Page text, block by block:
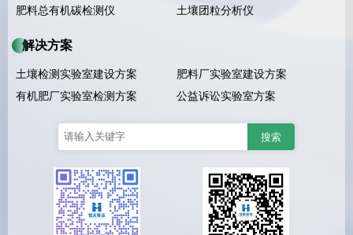
肥料总有机碳检测仪
土壤团粒分析仪
解决方案
土壤检测实验室建设方案
肥料厂实验室建设方案
有机肥厂实验室检测方案
公益诉讼实验室方案